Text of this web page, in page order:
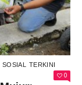
SOSIAL TERKINI
0